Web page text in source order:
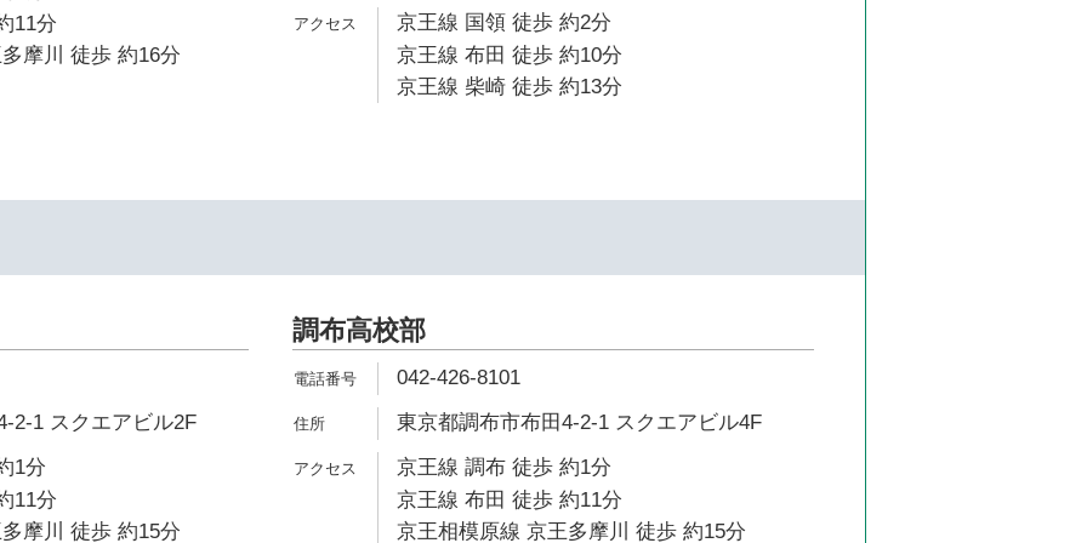
11分
摩川 徒歩 約16分
京王線 国領 徒歩 約2分
京王線 布田 徒歩 約10分
京王線 柴崎 徒歩 約13分
2-1 スクエアビル2F
1分
11分
摩川 徒歩 約15分
調布高校部
042-426-8101
東京都調布市布田4-2-1 スクエアビル4F
京王線 調布 徒歩 約1分
京王線 布田 徒歩 約11分
京王相模原線 京王多摩川 徒歩 約15分